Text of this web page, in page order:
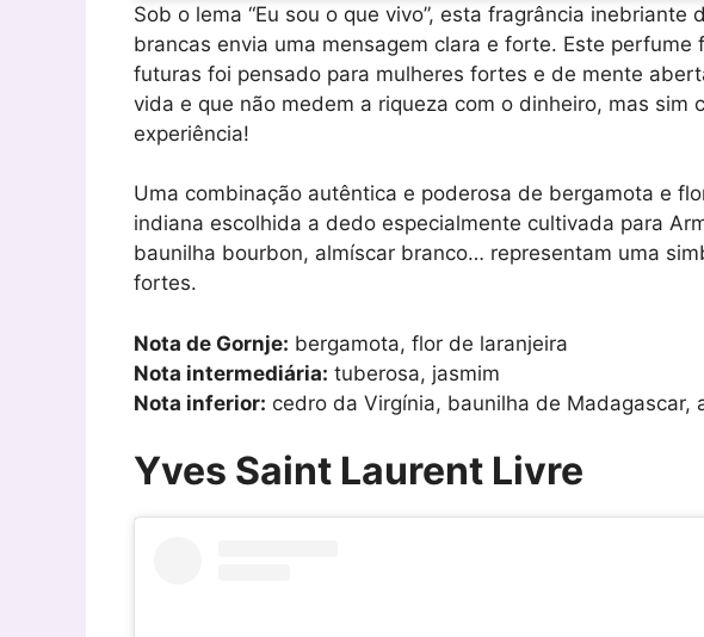
Sob o lema “Eu sou o que vivo”, esta fragrância
brancas envia uma mensagem clara e forte. Este perfume
futuras foi pensado para mulheres fortes e de mente
vida e que não medem a riqueza com o dinheiro, mas sim
experiência!
Uma combinação autêntica e poderosa de bergamota e
indiana escolhida a dedo especialmente cultivada para
baunilha bourbon, almíscar branco… representam uma
fortes.
Nota de Gornje: bergamota, flor de laranjeira
Nota intermediária: tuberosa, jasmim
Nota inferior: cedro da Virgínia, baunilha de Madagascar,
Yves Saint Laurent Livre